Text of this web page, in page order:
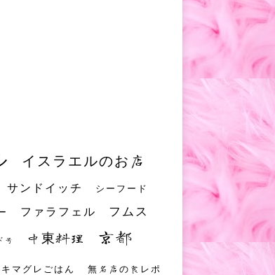
イスラエルのお店
サンドイッチ シーフード
ファラフェル フムス
号 中東料理 京都
マグレごはん 無名店の食レポ